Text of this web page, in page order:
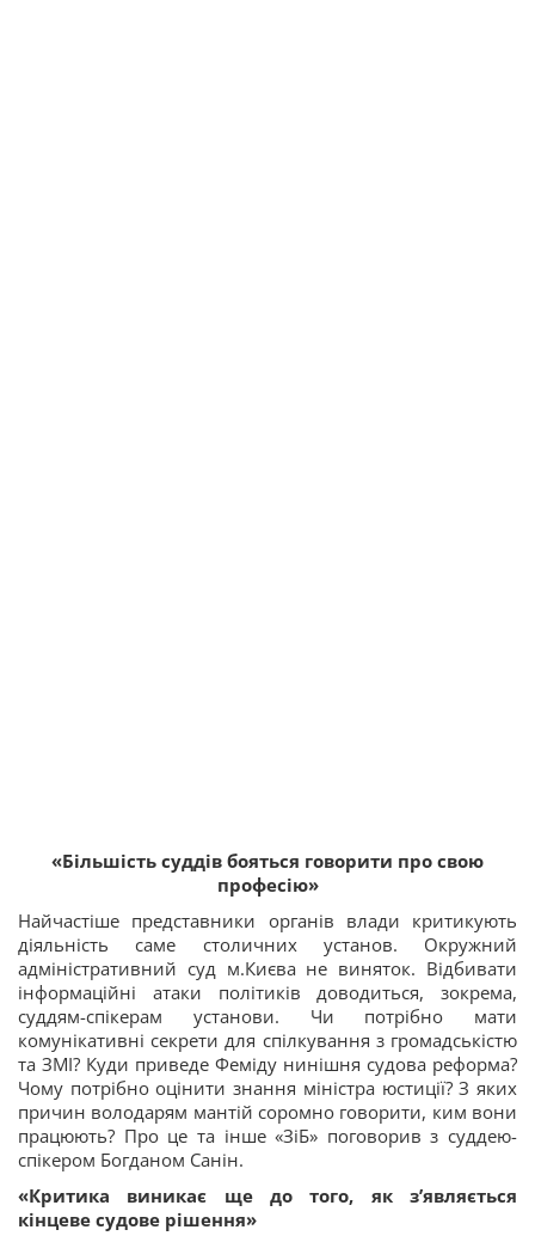
«Більшість суддів бояться говорити про свою
професію»
Найчастіше представники органів влади критикують
діяльність саме столичних установ. Окружний
адміністративний суд м.Києва не виняток. Відбивати
інформаційні атаки політиків доводиться, зокрема,
суддям-спікерам установи. Чи потрібно мати
комунікативні секрети для спілкування з громадськістю
та ЗМІ? Куди приведе Феміду нинішня судова реформа?
Чому потрібно оцінити знання міністра юстиції? З яких
причин володарям мантій соромно говорити, ким вони
працюють? Про це та інше «ЗіБ» поговорив з суддею-
спікером Богданом Санін.
«Критика виникає ще до того, як з’являється
кінцеве судове рішення»